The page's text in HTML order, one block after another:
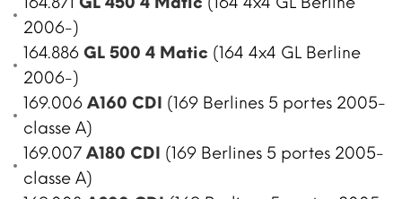
2006-)
164.886 GL 500 4 Matic (164 4x4 GL Berline
2006-)
169.006 A160 CDI (169 Berlines 5 portes 2005-
classe A)
169.007 A180 CDI (169 Berlines 5 portes 2005-
classe A)